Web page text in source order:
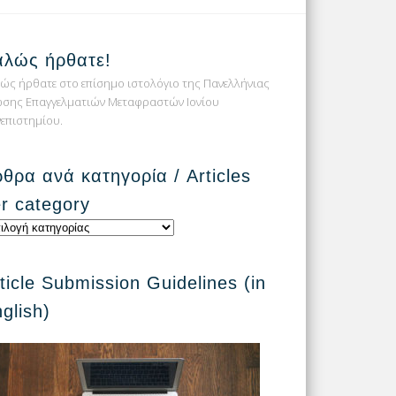
ήρθατε!
ήρθατε στο επίσημο ιστολόγιο της Πανελλήνιας
Επαγγελματιών Μεταφραστών Ιονίου
ανά κατηγορία / Articles
category
Submission Guidelines (in